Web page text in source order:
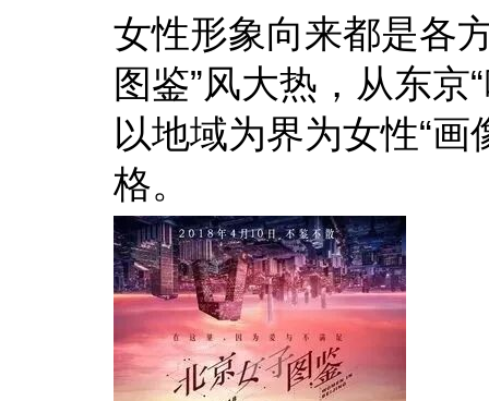
女性形象向来都是各
图鉴”风大热，从东京
以地域为界为女性“
格。